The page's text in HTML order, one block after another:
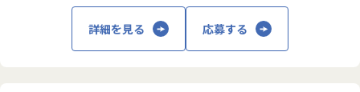
■物流テックNo. 1 × BtoB運送No. 1。新生ハコベルが構築
■期待する行動指針
＜Reality＞
ポジションの魅力
グローバル規模で展開されるトヨタの新規ビジネスをエンジ
設計、開発、運用管理を行い、トヨタグルー
プのモビリティサービスのグローバル展開を
技術面で支援しています。
詳細を見る 応募する